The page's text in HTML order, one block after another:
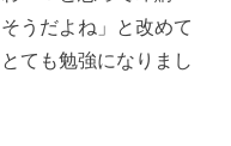
うだよね」と改めて
ても勉強になりまし